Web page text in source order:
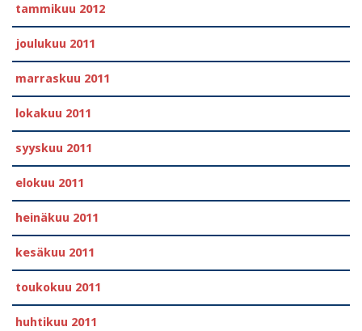
tammikuu 2012
joulukuu 2011
marraskuu 2011
lokakuu 2011
syyskuu 2011
elokuu 2011
heinäkuu 2011
kesäkuu 2011
toukokuu 2011
huhtikuu 2011